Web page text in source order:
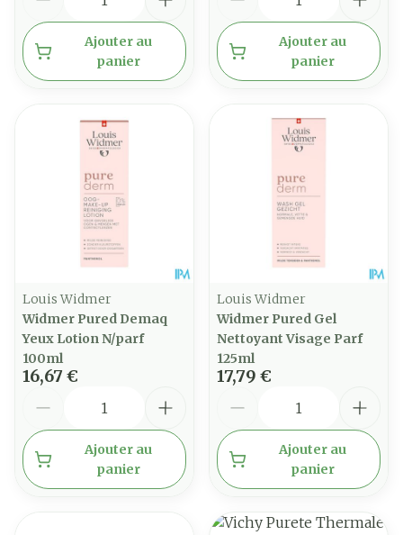
Ajouter au
panier
Ajouter au
panier
Louis Widmer
Widmer Pured Demaq
Yeux Lotion N/parf
100ml
16,67 €
Ajouter au
panier
Louis Widmer
Widmer Pured Gel
Nettoyant Visage Parf
125ml
17,79 €
Ajouter au
panier